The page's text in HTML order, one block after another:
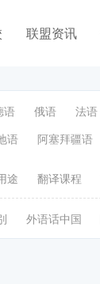
联盟资讯
语 俄语 法语
语 阿塞拜疆语
途 翻译课程
外语话中国